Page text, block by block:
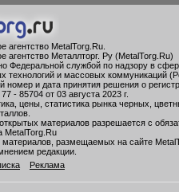
агентство MetalTorg.Ru
агентство Металлторг. Ру (MetalTorg.Ru)
Федеральной службой по надзору в
технологий и массовых коммуникаций
номер и дата принятия решения о
- 85704 от 03 августа 2023 г.
цены, статистика рынка черных,
материалов разрешается с
MetalTorg.Ru
материалов, размещаемых на сайте
редакции.
Реклама